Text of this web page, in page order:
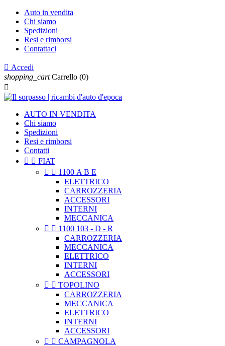
Auto in vendita
Chi siamo
Spedizioni
Resi e rimborsi
Contattaci
 Accedi
shopping_cart Carrello (0)

AUTO IN VENDITA
Chi siamo
Spedizioni
Resi e rimborsi
Contatti
  FIAT
  1100 A B E
ELETTRICO
CARROZZERIA
ACCESSORI
INTERNI
MECCANICA
  1100 103 - D - R
CARROZZERIA
MECCANICA
ELETTRICO
INTERNI
ACCESSORI
  TOPOLINO
CARROZZERIA
MECCANICA
ELETTRICO
INTERNI
ACCESSORI
  CAMPAGNOLA